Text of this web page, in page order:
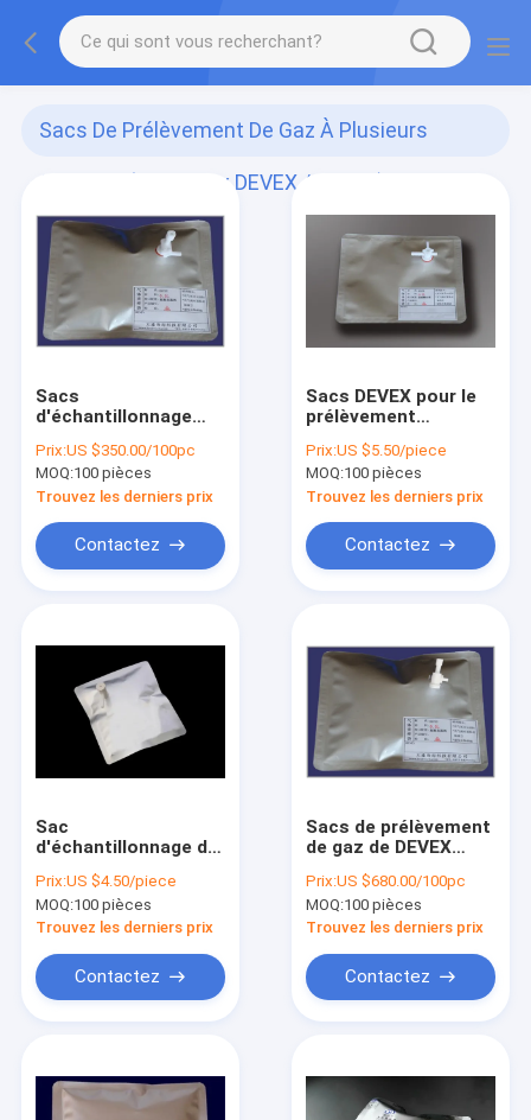
Sacs De Prélèvement De Gaz À Plusieurs
Couches (nouveaux DEVEX / DEVEX)
(41)
Sacs
d'échantillonnage
valve droite à robinet
et septum en
silicone pour
échantillonnage par
seringue DEV11_1L
Prix:US $350.00/100pc
MOQ:100 pièces
Trouvez les derniers prix
Contactez
Sacs DEVEX pour le
prélèvement
bouchon d'ouverture
latérale et vanne de
séparation pour le
prélèvement de
seringues DEV21_5L
Prix:US $5.50/piece
MOQ:100 pièces
Trouvez les derniers prix
Contactez
Sac
d'échantillonnage de
DEVEX avec valve
combinée à bouchon
à vis en
septum en silicone
remplaçable 3L
Prix:US $4.50/piece
MOQ:100 pièces
Trouvez les derniers prix
Contactez
Sacs de prélèvement
de gaz de DEVEX
de PTFE avec le
septum de silicone
pour la seringue
d'échantillon d'air de
DEV31_0.5L
Prix:US $680.00/100pc
MOQ:100 pièces
Trouvez les derniers prix
Contactez